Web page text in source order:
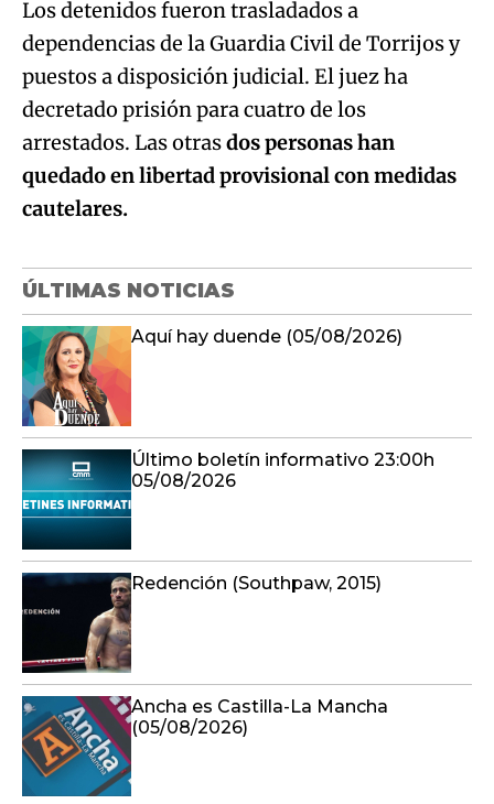
Los detenidos fueron trasladados a
dependencias de la Guardia Civil de Torrijos y
puestos a disposición judicial. El juez ha
decretado prisión para cuatro de los
arrestados. Las otrasdos personas han
quedado en libertad provisional con medidas
cautelares.
ÚLTIMAS NOTICIAS
Aquí hay duende (05/08/2026)
Último boletín informativo 23:00h
05/08/2026
Redención (Southpaw, 2015)
Ancha es Castilla-La Mancha
(05/08/2026)